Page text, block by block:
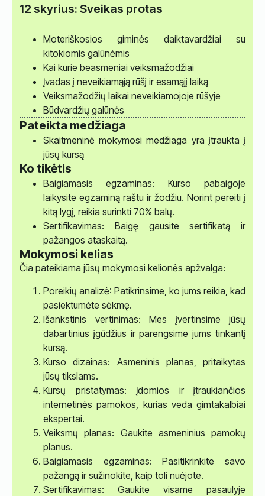
12 skyrius: Sveikas protas
Moteriškosios giminės daiktavardžiai su
kitokiomis galūnėmis
Kai kurie beasmeniai veiksmažodžiai
Įvadas į neveikiamąją rūšį ir esamąjį laiką
Veiksmažodžių laikai neveikiamojoje rūšyje
Būdvardžių galūnės
Pateikta medžiaga
Skaitmeninė mokymosi medžiaga yra įtraukta į
jūsų kursą
Ko tikėtis
Baigiamasis egzaminas: Kurso pabaigoje
laikysite egzaminą raštu ir žodžiu. Norint pereiti į
kitą lygį, reikia surinkti 70% balų.
Sertifikavimas: Baigę gausite sertifikatą ir
pažangos ataskaitą.
Mokymosi kelias
Čia pateikiama jūsų mokymosi kelionės apžvalga:
Poreikių analizė: Patikrinsime, ko jums reikia, kad
pasiektumėte sėkmę.
Išankstinis vertinimas: Mes įvertinsime jūsų
dabartinius įgūdžius ir parengsime jums tinkantį
kursą.
Kurso dizainas: Asmeninis planas, pritaikytas
jūsų tikslams.
Kursų pristatymas: Įdomios ir įtraukiančios
internetinės pamokos, kurias veda gimtakalbiai
ekspertai.
Veiksmų planas: Gaukite asmeninius pamokų
planus.
Baigiamasis egzaminas: Pasitikrinkite savo
pažangą ir sužinokite, kaip toli nuėjote.
Sertifikavimas: Gaukite visame pasaulyje